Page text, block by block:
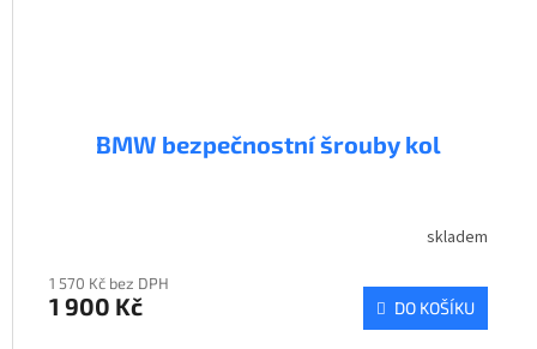
BMW bezpečnostní šrouby kol
skladem
1 570 Kč bez DPH
1 900 Kč DO KOŠÍKU